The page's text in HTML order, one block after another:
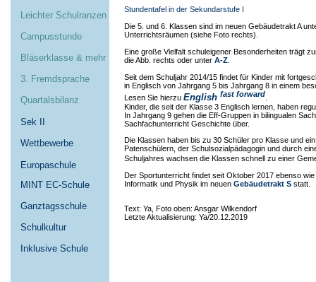
Leichter Schulranzen
Campusstunde
Bläserklasse & mehr
3. Fremdsprache
Quartalsbilanz
Sek II
Wettbewerbe
Europaschule
MINT EC-Schule
Ganztagsschule
Schulkultur
Inklusive Schule
Stundentafel in der Sekundarstufe I
Die 5. und 6. Klassen sind im neuen Gebäudetrakt A
Unterrichtsräumen (siehe Foto rechts).
Eine große Vielfalt schuleigener Besonderheiten trägt
die Abb. rechts oder unter A-Z
Seit dem Schuljahr 2014/15 findet für Kinder mit
in Englisch von Jahrgang 5 bis Jahrgang 8 in einem
Lesen Sie hierzu English fast forward
Kinder, die seit der Klasse 3 Englisch lernen, haben
In Jahrgang 9 gehen die Eff-Gruppen in bilingualen
Sachfachunterricht Geschichte über.
Die Klassen haben bis zu 30 Schüler pro Klasse und
Patenschülern, der Schulsozialpädagogin und durch
Schuljahres wachsen die Klassen schnell zu einer
Der Sportunterricht findet seit Oktober 2017 ebenso
Informatik und Physik im neuen Gebäudetrakt S statt.
Text: Ya, Foto oben: Ansgar Wilkendorf
Letzte Aktualisierung: Ya/20.12.2019